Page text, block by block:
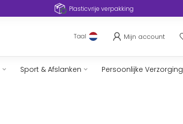
Plasticvrije verpakking
Taal Mijn account
Sport & Afslanken Persoonlijke Verzorging